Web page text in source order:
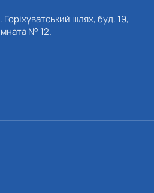
Горіхуватський шлях, буд. 19,
№ 12.